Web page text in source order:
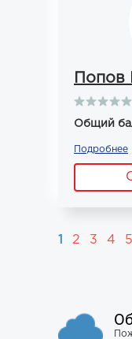
Попов
Общий
Подробнее
1 2 3 4 5